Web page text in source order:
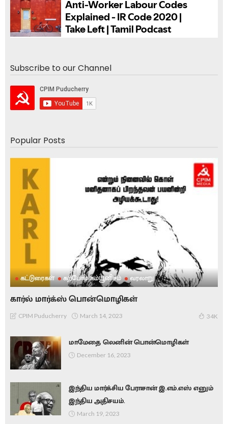
Subscribe to our Channel
Popular Posts
கட்டுரைகள் கற்போம் கம்யூனிசம் வரலாறு
கார்ல் மார்க்ஸ் பொன்மொழிகள்
CPIM Puducherry March 14, 2023 34K
மாமேதை லெனின் பொன்மொழிகள்
December 16, 2023
இந்திய மார்க்சிய பேராசான் இ.எம்.எஸ் எனும்
இந்திய அதிசயம்.
March 19, 2023